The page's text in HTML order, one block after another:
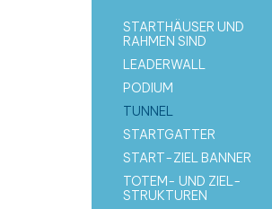
STARTHÄUSER UND
RAHMEN SIND
LEADERWALL
PODIUM
TUNNEL
STARTGATTER
START-ZIEL BANNER
TOTEM- UND ZIEL-
STRUKTUREN